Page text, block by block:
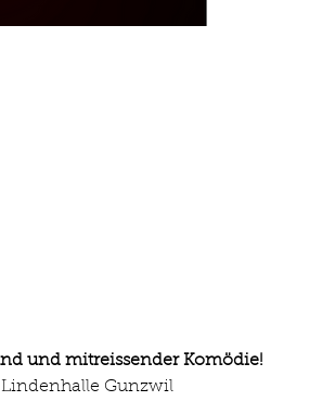
und mitreissender Komödie!
Lindenhalle Gunzwil